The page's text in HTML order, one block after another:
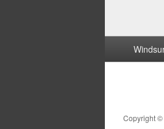
Copyright ©